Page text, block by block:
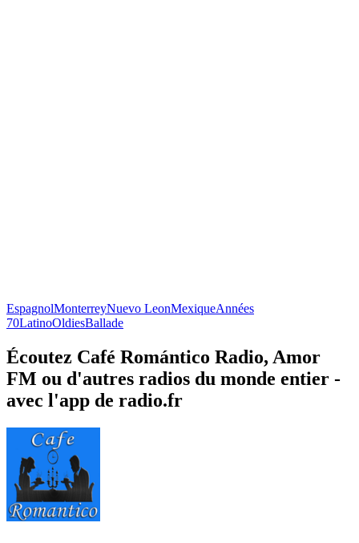
EspagnolMonterreyNuevo LeonMexiqueAnnées
70LatinoOldiesBallade
Écoutez Café Romántico Radio, Amor
FM ou d'autres radios du monde entier -
avec l'app de radio.fr